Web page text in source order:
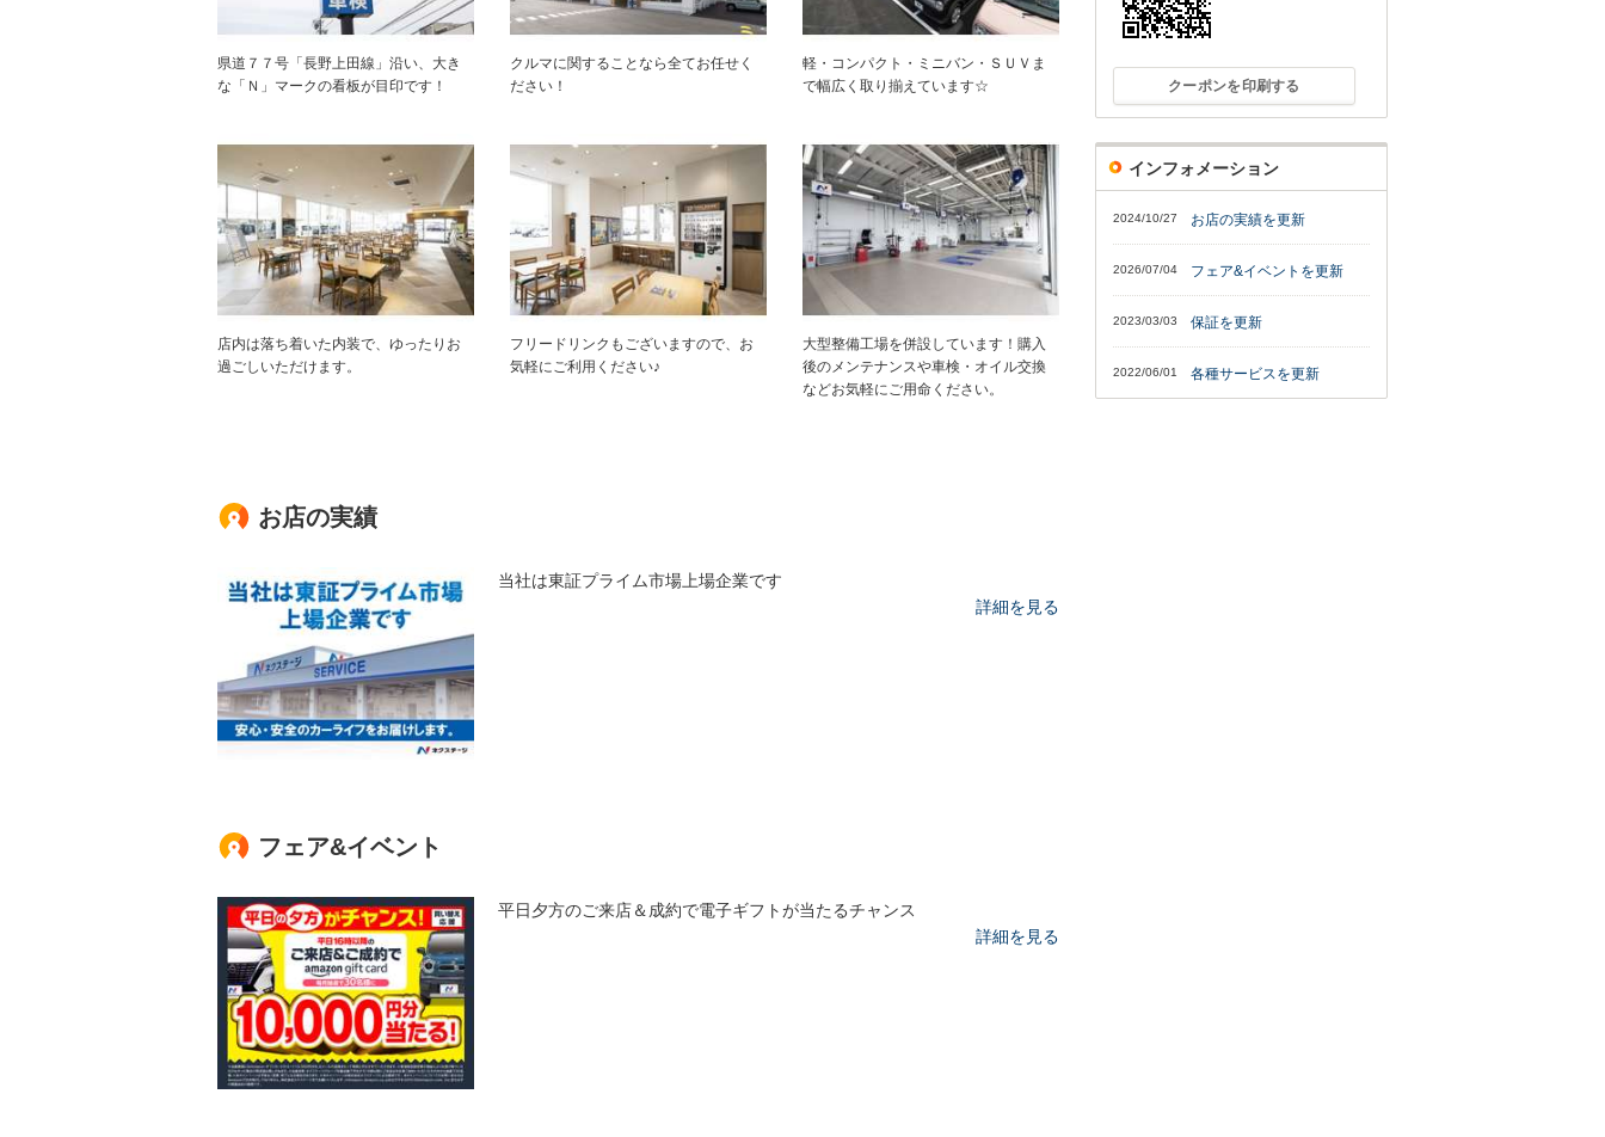
県道７７号「長野上田線」沿い、大き
な「Ｎ」マークの看板が目印です！
クルマに関することなら全てお任せく
ださい！
軽・コンパクト・ミニバン・ＳＵＶま
で幅広く取り揃えています☆
店内は落ち着いた内装で、ゆったりお
過ごしいただけます。
フリードリンクもございますので、お
気軽にご利用ください♪
大型整備工場を併設しています！購入
後のメンテナンスや車検・オイル交換
などお気軽にご用命ください。
お店の実績
当社は東証プライム市場上場企業です
詳細を見る
フェア&イベント
平日夕方のご来店＆成約で電子ギフトが当たるチャンス
詳細を見る
クーポンを印刷する
インフォメーション
2024/10/27 お店の実績を更新
2026/07/04 フェア&イベントを更新
2023/03/03 保証を更新
2022/06/01 各種サービスを更新